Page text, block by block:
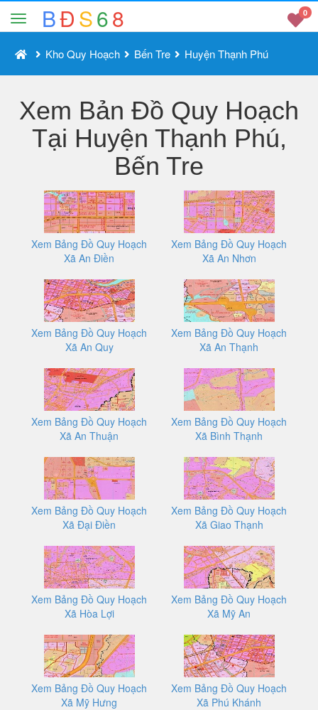
BĐS68 0
Kho Quy Hoạch Bến Tre Huyện Thạnh Phú
Xem Bản Đồ Quy Hoạch
Tại Huyện Thạnh Phú,
Bến Tre
Xem Bảng Đồ Quy Hoạch
Xã An Điền
Xem Bảng Đồ Quy Hoạch
Xã An Nhơn
Xem Bảng Đồ Quy Hoạch
Xã An Quy
Xem Bảng Đồ Quy Hoạch
Xã An Thạnh
Xem Bảng Đồ Quy Hoạch
Xã An Thuận
Xem Bảng Đồ Quy Hoạch
Xã Bình Thạnh
Xem Bảng Đồ Quy Hoạch
Xã Đại Điền
Xem Bảng Đồ Quy Hoạch
Xã Giao Thạnh
Xem Bảng Đồ Quy Hoạch
Xã Hòa Lợi
Xem Bảng Đồ Quy Hoạch
Xã Mỹ An
Xem Bảng Đồ Quy Hoạch
Xã Mỹ Hưng
Xem Bảng Đồ Quy Hoạch
Xã Phú Khánh